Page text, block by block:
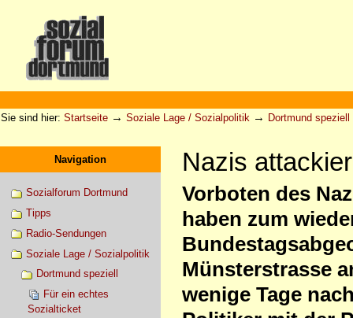
Werkzeuge
Sie sind hier: Startseite → Soziale Lage / Sozialpolitik → Dortmund speziell
Navigation
Sozialforum Dortmund
Tipps
Radio-Sendungen
Soziale Lage / Sozialpolitik
Dortmund speziell
Für ein echtes
Sozialticket
Nazis
Vorboten des
haben zum
Münsterstrasse
wenige Tage